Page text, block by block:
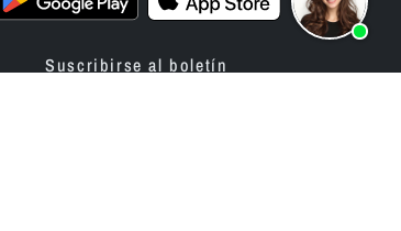
Suscribirse al boletín